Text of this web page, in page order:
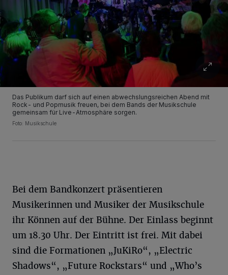
Das Publikum darf sich auf einen abwechslungsreichen Abend mit
Rock- und Popmusik freuen, bei dem Bands der Musikschule
gemeinsam für Live-Atmosphäre sorgen.
Foto: Musikschule
Bei dem Bandkonzert präsentieren
Musikerinnen und Musiker der Musikschule
ihr Können auf der Bühne. Der Einlass beginnt
um 18.30 Uhr. Der Eintritt ist frei. Mit dabei
sind die Formationen „JuKiRo“, „Electric
Shadows“, „Future Rockstars“ und „Who’s